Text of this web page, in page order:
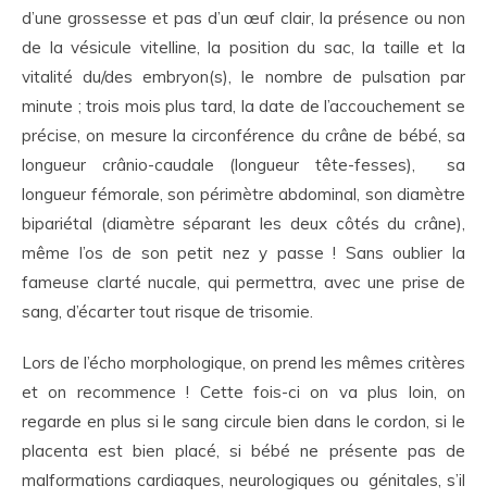
d’une grossesse et pas d’un œuf clair, la présence ou non
de la vésicule vitelline, la position du sac, la taille et la
vitalité du/des embryon(s), le nombre de pulsation par
minute ; trois mois plus tard, la date de l’accouchement se
précise, on mesure la circonférence du crâne de bébé, sa
longueur crânio-caudale (longueur tête-fesses), sa
longueur fémorale, son périmètre abdominal, son diamètre
bipariétal (diamètre séparant les deux côtés du crâne),
même l’os de son petit nez y passe ! Sans oublier la
fameuse clarté nucale, qui permettra, avec une prise de
sang, d’écarter tout risque de trisomie.
Lors de l’écho morphologique, on prend les mêmes critères
et on recommence ! Cette fois-ci on va plus loin, on
regarde en plus si le sang circule bien dans le cordon, si le
placenta est bien placé, si bébé ne présente pas de
malformations cardiaques, neurologiques ou génitales, s’il